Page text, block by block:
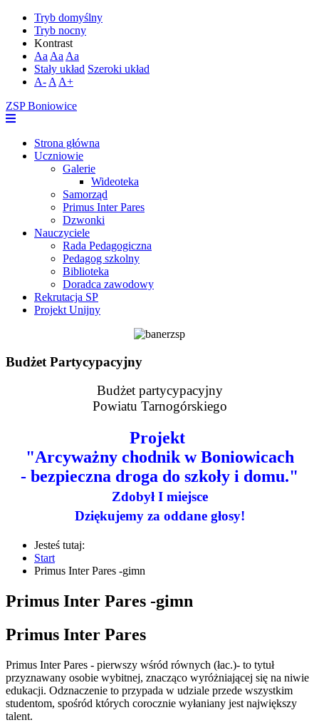
Tryb domyślny
Tryb nocny
Kontrast
Aa Aa Aa
Stały układ Szeroki układ
A- A A+
ZSP Boniowice
Strona główna
Uczniowie
Galerie
Wideoteka
Samorząd
Primus Inter Pares
Dzwonki
Nauczyciele
Rada Pedagogiczna
Pedagog szkolny
Biblioteka
Doradca zawodowy
Rekrutacja SP
Projekt Unijny
Budżet Partycypacyjny
Budżet partycypacyjny
Powiatu Tarnogórskiego
Projekt
"Arcyważny chodnik w Boniowicach
- bezpieczna droga do szkoły i domu."
Zdobył I miejsce
Dziękujemy za oddane głosy!
Jesteś tutaj:
Start
Primus Inter Pares -gimn
Primus Inter Pares -gimn
Primus Inter Pares
Primus Inter Pares - pierwszy wśród równych (łac.)- to tytuł
przyznawany osobie wybitnej, znacząco wyróżniającej się na niwie
edukacji. Odznaczenie to przypada w udziale przede wszystkim
studentom, spośród których corocznie wyłaniany jest największy
talent.